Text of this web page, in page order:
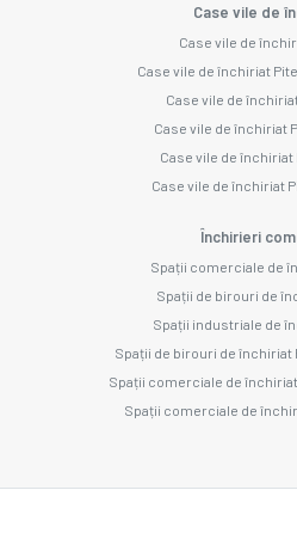
Case vile de
Case vile de
Case vile de închiriat
Case vile de
Case vile de închiriat
Case vile de închiriat
Case vile de închiriat
Închirieri
Spații comerciale de
Spații de birouri de
Spații industriale de
Spații de birouri de
Spații comerciale de
Spații comerciale de